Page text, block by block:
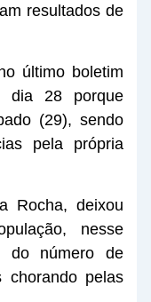
resultados de
último boletim
dia 28 porque
(29), sendo
pela própria
Rocha, deixou
nesse
do número de
chorando pelas